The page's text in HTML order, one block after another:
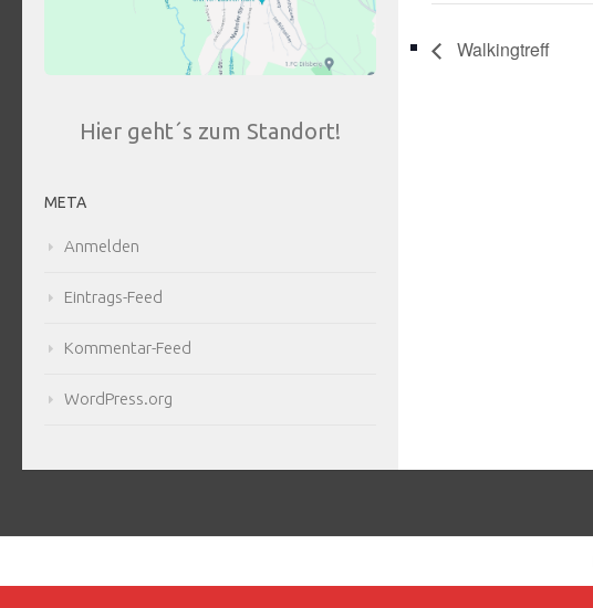
Walkingtreff
Hier geht´s zum Standort!
META
Anmelden
Eintrags-Feed
Kommentar-Feed
WordPress.org